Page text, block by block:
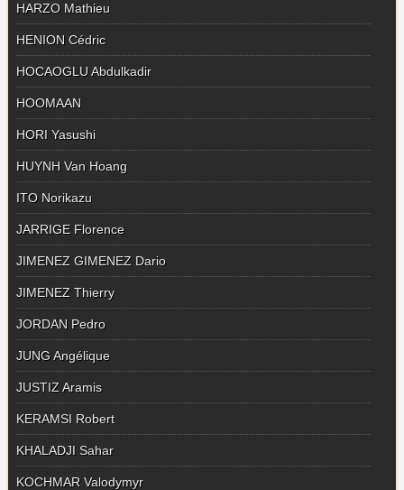
HARZO Mathieu
HENION Cédric
HOCAOGLU Abdulkadir
HOOMAAN
HORI Yasushi
HUYNH Van Hoang
ITO Norikazu
JARRIGE Florence
JIMENEZ GIMENEZ Dario
JIMENEZ Thierry
JORDAN Pedro
JUNG Angélique
JUSTIZ Aramis
KERAMSI Robert
KHALADJI Sahar
KOCHMAR Valodymyr